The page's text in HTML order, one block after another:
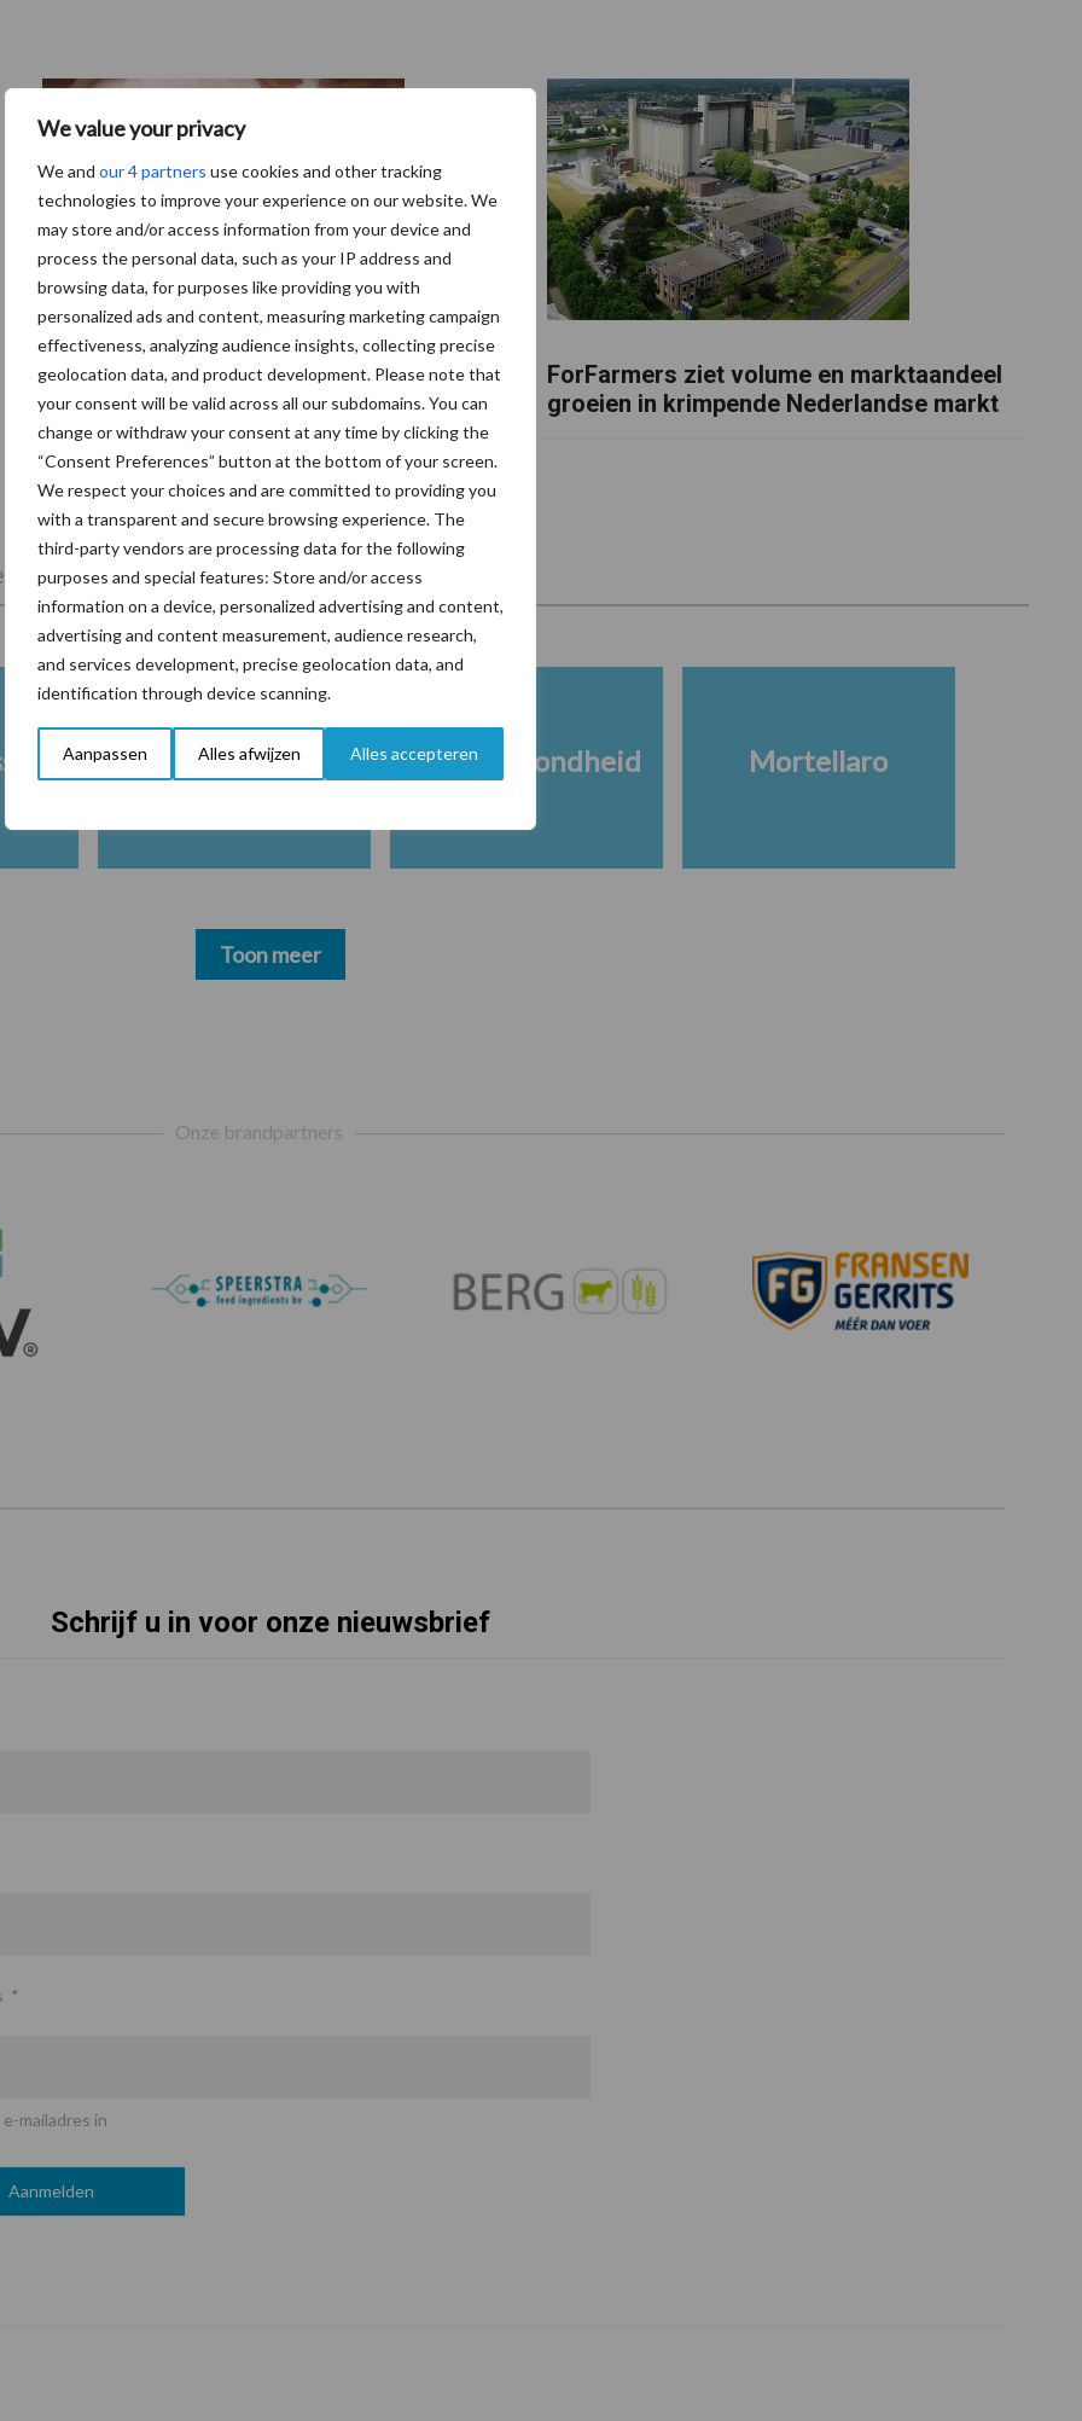
We value your privacy
We and our 4 partners use cookies and other tracking
technologies to improve your experience on our website. We
may store and/or access information from your device and
process the personal data, such as your IP address and
browsing data, for purposes like providing you with
personalized ads and content, measuring marketing campaign
effectiveness, analyzing audience insights, collecting precise
geolocation data, and product development. Please note that
your consent will be valid across all our subdomains. You can
change or withdraw your consent at any time by clicking the
“Consent Preferences” button at the bottom of your screen.
We respect your choices and are committed to providing you
with a transparent and secure browsing experience. The
third-party vendors are processing data for the following
purposes and special features: Store and/or access
information on a device, personalized advertising and content,
advertising and content measurement, audience research,
and services development, precise geolocation data, and
identification through device scanning.
Aanpassen Alles afwijzen Alles accepteren
De speenhuid: een vaak onderschatte
risicofactor voor mastitis
ForFarmers ziet volume en marktaandeel
groeien in krimpende Nederlandse markt
Veevoer Wet en regelgeving
Ketose Klauwgezondheid Mortellaro
Toon meer
Onze brandpartners
Schrijf u in voor onze nieuwsbrief
*
mailadres in